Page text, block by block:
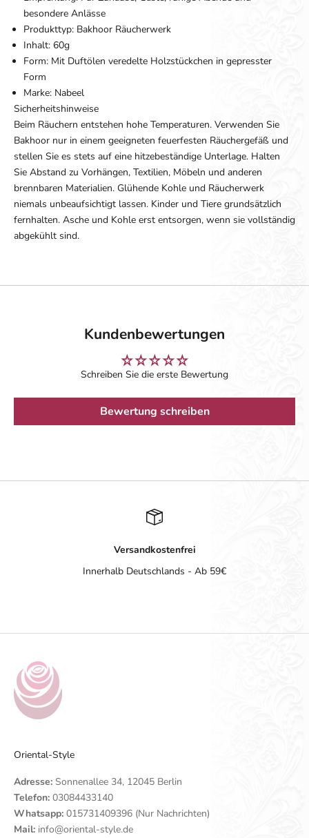
besondere Anlässe
Produkttyp: Bakhoor Räucherwerk
Inhalt: 60g
Form: Mit Duftölen veredelte Holzstückchen in gepresster
Form
Marke: Nabeel
Sicherheitshinweise
Beim Räuchern entstehen hohe Temperaturen. Verwenden Sie
Bakhoor nur in einem geeigneten feuerfesten Räuchergefäß und
stellen Sie es stets auf eine hitzebeständige Unterlage. Halten
Sie Abstand zu Vorhängen, Textilien, Möbeln und anderen
brennbaren Materialien. Glühende Kohle und Räucherwerk
niemals unbeaufsichtigt lassen. Kinder und Tiere grundsätzlich
fernhalten. Asche und Kohle erst entsorgen, wenn sie vollständig
abgekühlt sind.
Kundenbewertungen
Schreiben Sie die erste Bewertung
Bewertung schreiben
Versandkostenfrei
Innerhalb Deutschlands - Ab 59€
Oriental-Style
Adresse: Sonnenallee 34, 12045 Berlin
Telefon: 03084433140
Whatsapp: 015731409396 (Nur Nachrichten)
Mail: info@oriental-style.de